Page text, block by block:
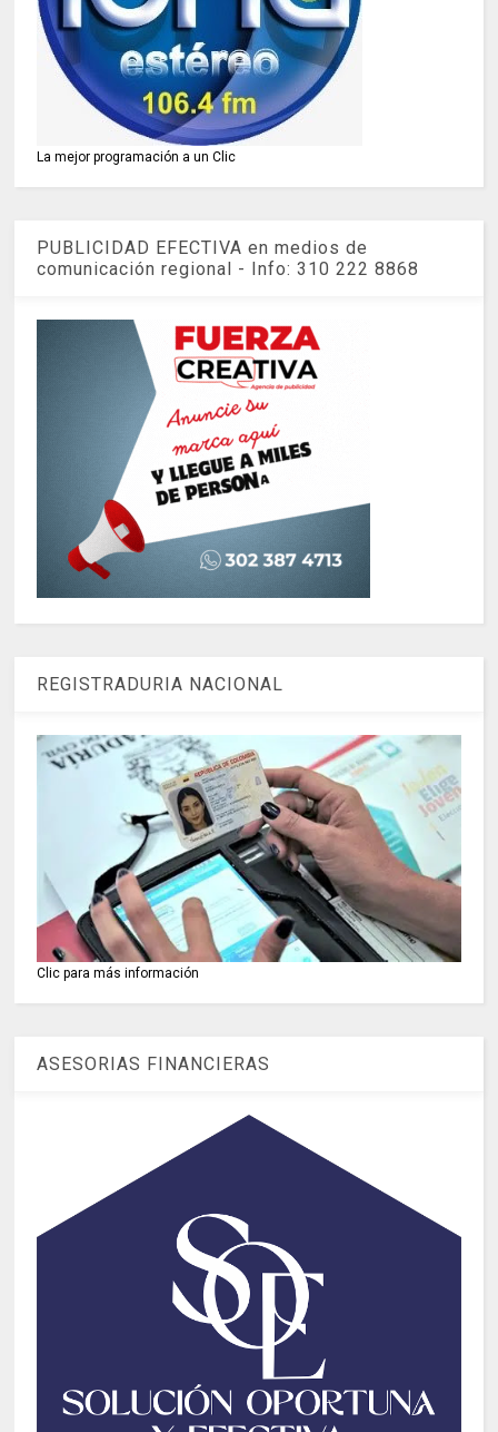
La mejor programación a un Clic
PUBLICIDAD EFECTIVA en medios de
comunicación regional - Info: 310 222 8868
REGISTRADURIA NACIONAL
Clic para más información
ASESORIAS FINANCIERAS